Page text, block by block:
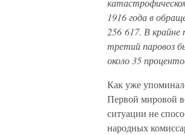
1916 года в
256 617. В
третий паровоз
около 35
Как уже
Первой мировой
ситуации не
народных